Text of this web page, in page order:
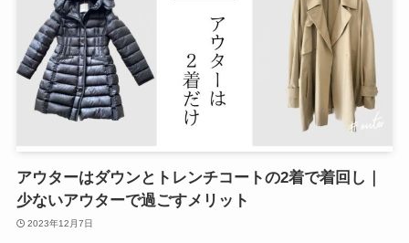
アウターはダウンとトレンチコートの2着で着回し｜
少ないアウターで過ごすメリット
2023年12月7日